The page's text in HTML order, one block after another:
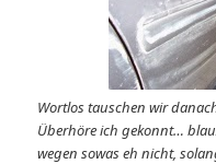
Wortlos tauschen wir
Überhöre ich gekonnt…
wegen sowas eh nicht,